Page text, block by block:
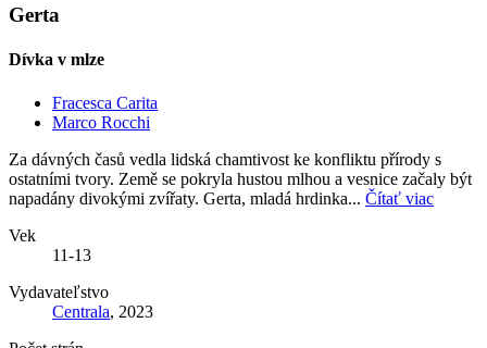
Gerta
Dívka v mlze
Fracesca Carita
Marco Rocchi
Za dávných časů vedla lidská chamtivost ke konfliktu přírody s
ostatními tvory. Země se pokryla hustou mlhou a vesnice začaly být
napadány divokými zvířaty. Gerta, mladá hrdinka... Čítať viac
Vek
11-13
Vydavateľstvo
Centrala, 2023